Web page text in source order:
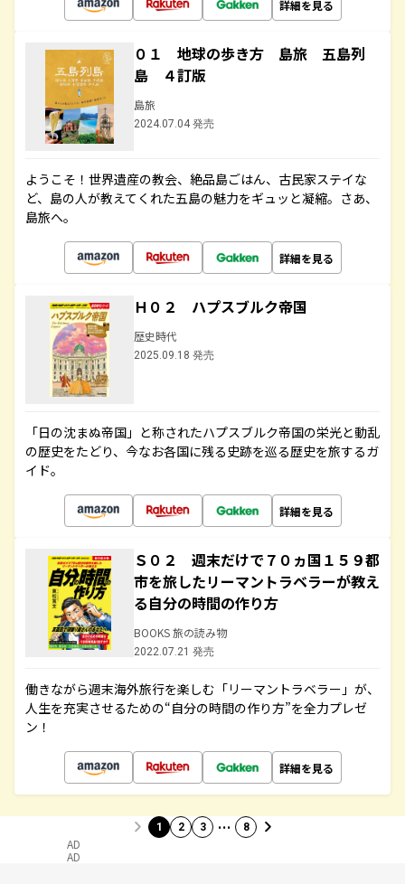
詳細を見る
０１ 地球の歩き方 島旅 五島列
島 ４訂版
島旅
2024.07.04 発売
ようこそ！世界遺産の教会、絶品島ごはん、古民家ステイな
ど、島の人が教えてくれた五島の魅力をギュッと凝縮。さあ、
島旅へ。
詳細を見る
Ｈ０２ ハプスブルク帝国
歴史時代
2025.09.18 発売
「日の沈まぬ帝国」と称されたハプスブルク帝国の栄光と動乱
の歴史をたどり、今なお各国に残る史跡を巡る歴史を旅するガ
イド。
詳細を見る
Ｓ０２ 週末だけで７０ヵ国１５９都
市を旅したリーマントラベラーが教え
る自分の時間の作り方
BOOKS 旅の読み物
2022.07.21 発売
働きながら週末海外旅行を楽しむ「リーマントラベラー」が、
人生を充実させるための“自分の時間の作り方”を全力プレゼ
ン！
詳細を見る
1 2 3 … 8
AD
AD